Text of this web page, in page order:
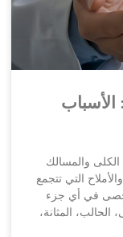
الأسباب
والمسالك
التي تتجمع
في أي جزء
المثانة،